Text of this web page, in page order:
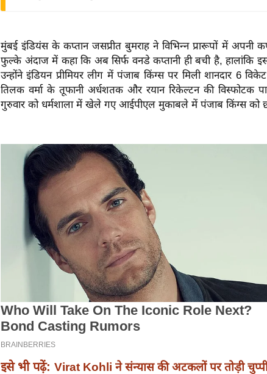
मुंबई इंडियंस के कप्तान जसप्रीत बुमराह ने विभिन्न प्रारूपों में अपनी
फुल्के अंदाज में कहा कि अब सिर्फ वनडे कप्तानी ही बची है, हालांकि
उन्होंने इंडियन प्रीमियर लीग में पंजाब किंग्स पर मिली शानदार 6
तिलक वर्मा के तूफानी अर्धशतक और रयान रिकेल्टन की विस्फोटक
गुरुवार को धर्मशाला में खेले गए आईपीएल मुकाबले में पंजाब किंग्स को
इसे भी पढ़ें: Virat Kohli ने संन्यास की अटकलों पर तोड़ी